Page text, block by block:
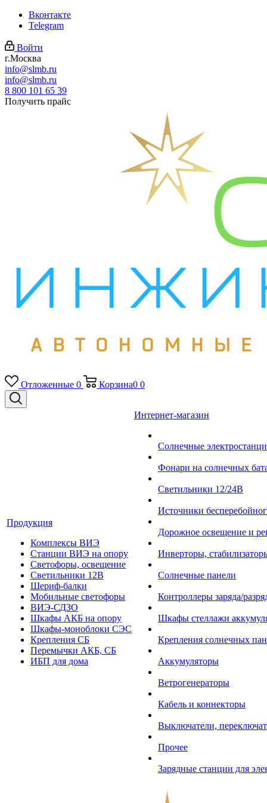
Вконтакте
Telegram
Войти
г.Москва
info@slmb.ru
info@slmb.ru
8 800 101 65 39
Получить прайс
Отложенные 0 Корзина0 0
Продукция
Комплексы ВИЭ
Станции ВИЭ на опору
Светофоры, освещение
Светильники 12В
Шериф-балки
Мобильные светофоры
ВИЭ-СДЗО
Шкафы АКБ на опору
Шкафы-моноблоки СЭС
Крепления СБ
Перемычки АКБ, СБ
ИБП для дома
Интернет-магазин
Солнечные
Фонари на солнечных
Светильники 12/24В
Источники
Дорожное освещение и
Инверторы,
Солнечные панели
Контроллеры заряда/
Шкафы стеллажи
Крепления солнечных
Аккумуляторы
Ветрогенераторы
Кабель и коннекторы
Выключатели,
Прочее
Зарядные станции для